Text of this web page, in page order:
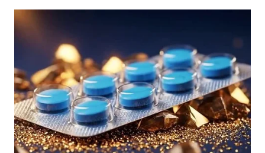
BOROBUDUR
WN
MADURA
WN
SURABAYA